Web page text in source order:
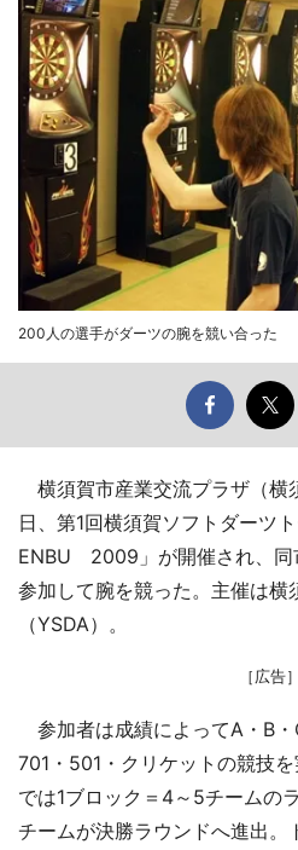
200人の選手がダーツの腕を競い合った
横須賀市産業交流プラザ（横
日、第1回横須賀ソフトダーツ
ENBU 2009」が開催され、同
参加して腕を競った。主催は横
（YSDA）。
［広告］
参加者は成績によってA・B・
701・501・クリケットの競技
では1ブロック＝4～5チームの
チームが決勝ラウンドへ進出。